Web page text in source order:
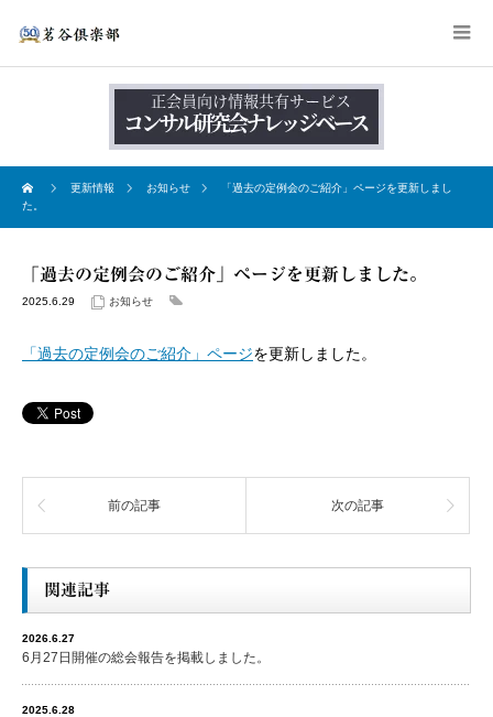
更新情報 お知らせ
「過去の定例会のご紹介」ページを更新しまし
た。
「過去の定例会のご紹介」ページを更新しました。
2025.6.29 お知らせ
「過去の定例会のご紹介」ページを更新しました。
前の記事 次の記事
関連記事
2026.6.27
6月27日開催の総会報告を掲載しました。
2025.6.28